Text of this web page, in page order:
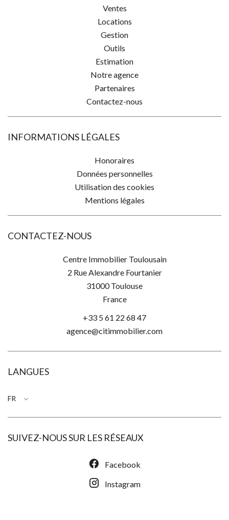
Ventes
Locations
Gestion
Outils
Estimation
Notre agence
Partenaires
Contactez-nous
INFORMATIONS LÉGALES
Honoraires
Données personnelles
Utilisation des cookies
Mentions légales
CONTACTEZ-NOUS
Centre Immobilier Toulousain
2 Rue Alexandre Fourtanier
31000Toulouse
France
+33 5 61 22 68 47
agence@citimmobilier.com
LANGUES
FR
SUIVEZ-NOUS SUR LES RÉSEAUX
Facebook
Instagram